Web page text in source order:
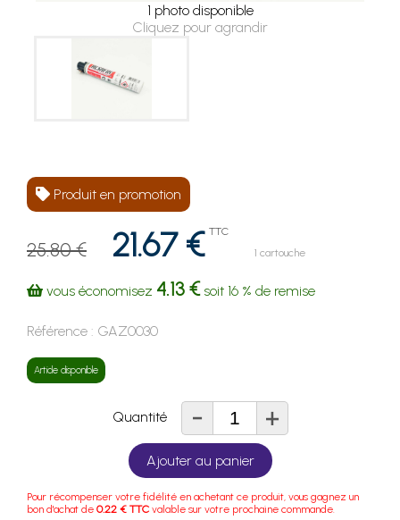
1 photo disponible
Cliquez pour agrandir
Produit en promotion
25.80 € 21.67 € TTC
1 cartouche
vous économisez 4.13 €soit 16 % de remise
Référence : GAZ0030
Article disponible
Quantité - +
Ajouter au panier
Pour récompenser votre fidélité en achetant ce produit, vous gagnez un
bon d'achat de 0.22 € TTC valable sur votre prochaine commande.